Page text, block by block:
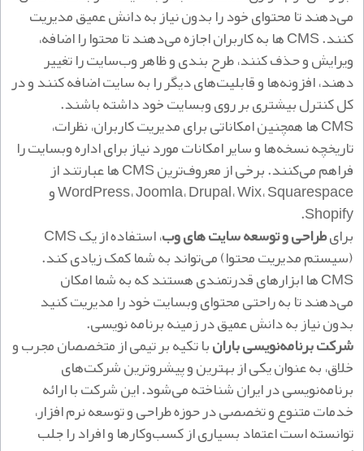
می‌دهند تا محتوای خود را بدون نیاز به دانش عمیق مدیریت
کنند. CMS ها به کاربران اجازه می‌دهند تا محتوا را اضافه،
ویرایش و حذف کنند، طرح بندی و ظاهر وب‌سایت را تغییر
دهند، افزونه‌ها و قابلیت‌های دیگر را به سایت اضافه کنند و در
کل کنترل بیشتری بر روی وبسایت خود داشته باشند.
CMS ها همچنین امکاناتی برای مدیریت کاربران، نظرات،
تاریخچه نسخه‌ها و سایر امکانات مورد نیاز برای اداره وبسایت را
فراهم می‌کنند. برخی از معروف‌ترین CMS ها عبارتند از
WordPress، Joomla، Drupal، Wix، Squarespace و
Shopify.
برایطراحی و توسعه سایت‌ های وب ، استفاده از یک CMS
(سیستم مدیریت محتوا) می‌تواند به شما کمک زیادی کند.
CMS ها ابزارهای قدرتمندی هستند که به شما امکان
می‌دهند تا به راحتی محتوای وبسایت خود را مدیریت کنید
بدون نیاز به دانش عمیق در زمینه برنامه نویسی.
شرکت برنامه‌نویسی بارانبا تکیه بر تیمی از متخصصان مجرب و
خلاق، به عنوان یکی از بهترین و پیشروترین شرکت‌های
برنامه‌نویسی در ایران شناخته می‌شود. این شرکت با ارائه
خدمات متنوع و تخصصی در حوزه طراحی و توسعه نرم‌ افزار،
توانسته است اعتماد بسیاری از کسب‌وکارها و افراد را جلب